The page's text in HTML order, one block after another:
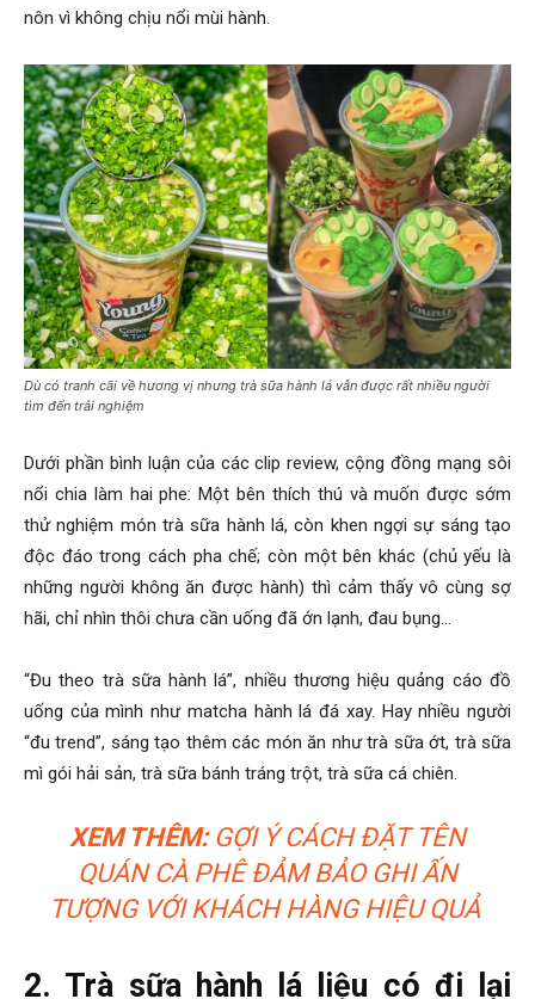
nôn vì không chịu nổi mùi hành.
Dù có tranh cãi về hương vị nhưng trà sữa hành lá vẫn được rất nhiều người
tìm đến trải nghiệm
Dưới phần bình luận của các clip review, cộng đồng mạng sôi
nổi chia làm hai phe: Một bên thích thú và muốn được sớm
thử nghiệm món trà sữa hành lá, còn khen ngợi sự sáng tạo
độc đáo trong cách pha chế; còn một bên khác (chủ yếu là
những người không ăn được hành) thì cảm thấy vô cùng sợ
hãi, chỉ nhìn thôi chưa cần uống đã ớn lạnh, đau bụng…
“Đu theo trà sữa hành lá”, nhiều thương hiệu quảng cáo đồ
uống của mình như matcha hành lá đá xay. Hay nhiều người
“đu trend”, sáng tạo thêm các món ăn như trà sữa ớt, trà sữa
mì gói hải sản, trà sữa bánh tráng trột, trà sữa cá chiên.
XEM THÊM: GỢI Ý CÁCH ĐẶT TÊN
QUÁN CÀ PHÊ ĐẢM BẢO GHI ẤN
TƯỢNG VỚI KHÁCH HÀNG HIỆU QUẢ
2. Trà sữa hành lá liệu có đi lại